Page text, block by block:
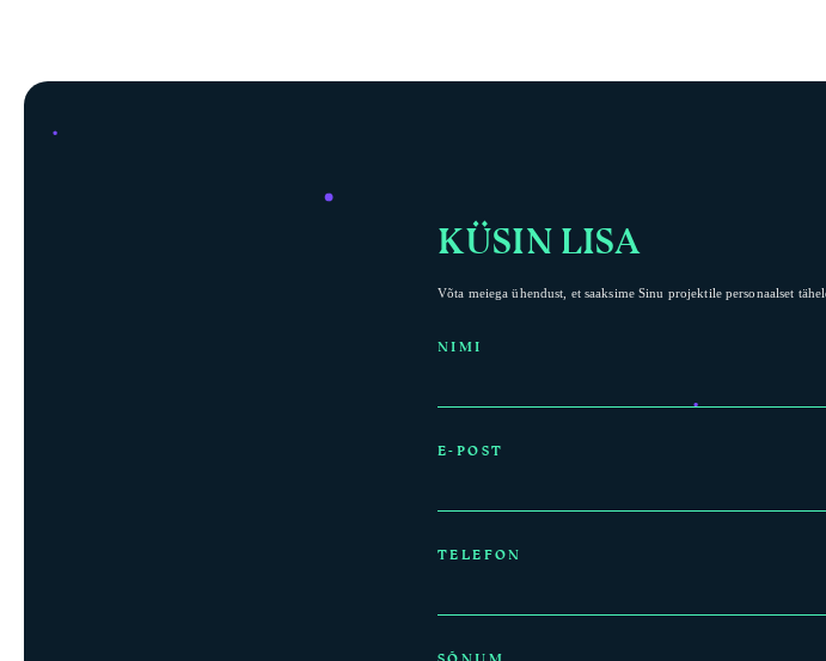
KÜSIN LISA
Võta meiega ühendust, et saaksime Sinu projektile personaalset
NIMI
E-POST
TELEFON